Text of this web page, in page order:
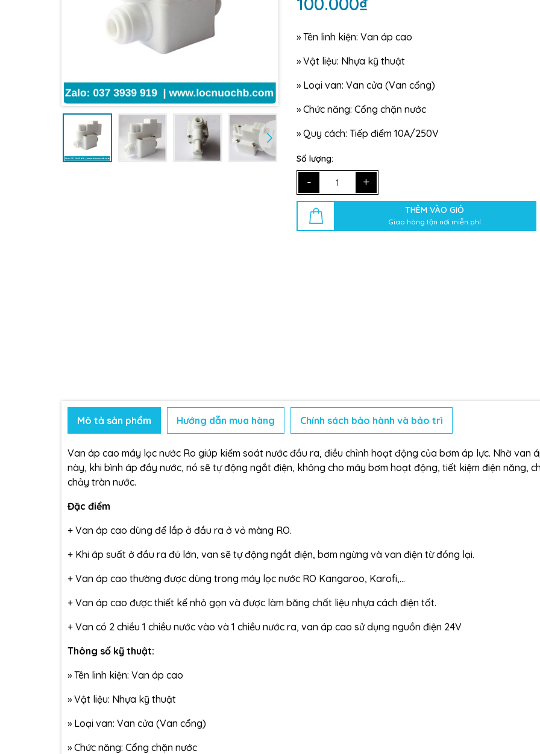
» Tên linh kiện: Van áp cao
» Vật liệu: Nhựa kỹ thuật
» Loại van: Van cửa (Van cổng)
» Chức năng: Cổng chặn nước
» Quy cách: Tiếp điểm 10A/250V
Số lượng:
- +
THÊM VÀO GIỎ
Giao hàng tận nơi miễn phí
Mô tả sản phẩm Hướng dẫn mua hàng Chính sách bảo hành và bảo trì
Van áp cao máy lọc nước Ro giúp kiểm soát nước đầu ra, điều chỉnh hoạt động của bơm áp lực. Nhờ van
này, khi bình áp đầy nước, nó sẽ tự động ngắt điện, không cho máy bơm hoạt động, tiết kiệm điện năng,
chảy tràn nước.
Đặc điểm
+ Van áp cao dùng để lắp ở đầu ra ở vỏ màng RO.
+ Khi áp suất ở đầu ra đủ lớn, van sẽ tự động ngắt điện, bơm ngừng và van điện từ đóng lại.
+ Van áp cao thường được dùng trong máy lọc nước RO Kangaroo, Karofi,…
+ Van áp cao được thiết kế nhỏ gọn và được làm băng chất liệu nhựa cách điện tốt.
+ Van có 2 chiều 1 chiều nước vào và 1 chiều nước ra, van áp cao sử dụng nguồn điện 24V
Thông số kỹ thuật:
» Tên linh kiện: Van áp cao
» Vật liệu: Nhựa kỹ thuật
» Loại van: Van cửa (Van cổng)
» Chức năng: Cổng chặn nước